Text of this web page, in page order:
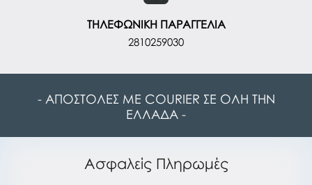
ΤΗΛΕΦΩΝΙΚΗ ΠΑΡΑΓΓΕΛΙΑ
2810259030
- ΑΠΟΣΤΟΛΕΣ ΜΕ COURIER ΣΕ ΟΛΗ ΤΗΝ
ΕΛΛΑΔΑ -
Ασφαλείς Πληρωμές